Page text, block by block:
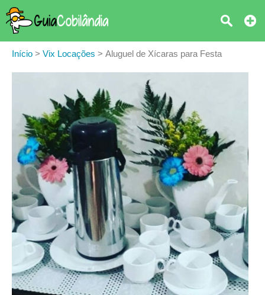
Início > Vix Locações > Aluguel de Xícaras para Festa